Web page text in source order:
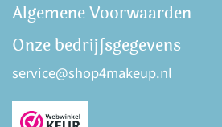
Algemene Voorwaarden
Onze bedrijfsgegevens
service@shop4makeup.nl